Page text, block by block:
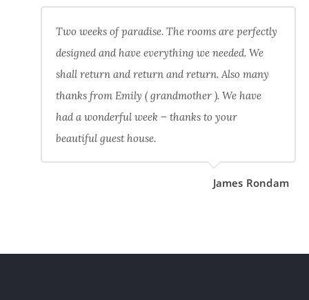
Two weeks of paradise. The rooms are perfectly
designed and have everything we needed. We
shall return and return and return. Also many
thanks from Emily ( grandmother ). We have
had a wonderful week – thanks to your
beautiful guest house.
James Rondam